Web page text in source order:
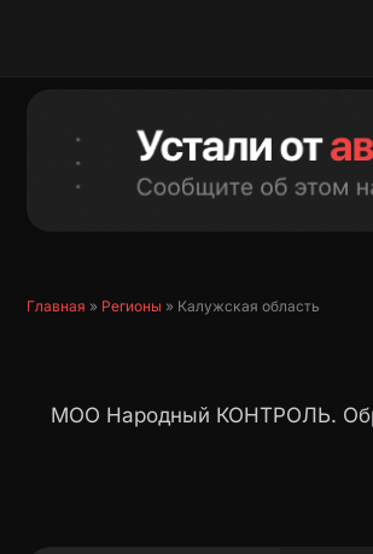
Главная » Регионы » Калужская область
МОО Народный КОНТРОЛЬ.